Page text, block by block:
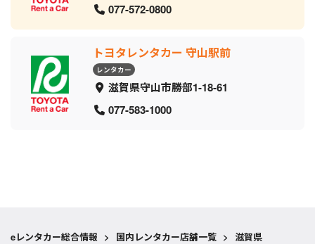
077-572-0800
トヨタレンタカー 守山駅前
レンタカー
滋賀県守山市勝部1-18-61
077-583-1000
eレンタカー総合情報 > 国内レンタカー店舗一覧 > 滋賀県